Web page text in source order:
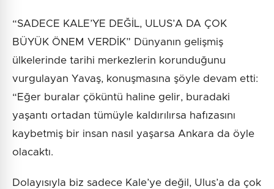
“SADECE KALE’YE DEĞİL, ULUS’A DA ÇOK
BÜYÜK ÖNEM VERDİK” Dünyanın gelişmiş
ülkelerinde tarihi merkezlerin korunduğunu
vurgulayan Yavaş, konuşmasına şöyle devam etti:
“Eğer buralar çöküntü haline gelir, buradaki
yaşantı ortadan tümüyle kaldırılırsa hafızasını
kaybetmiş bir insan nasıl yaşarsa Ankara da öyle
olacaktı.
Dolayısıyla biz sadece Kale’ye değil, Ulus’a da çok